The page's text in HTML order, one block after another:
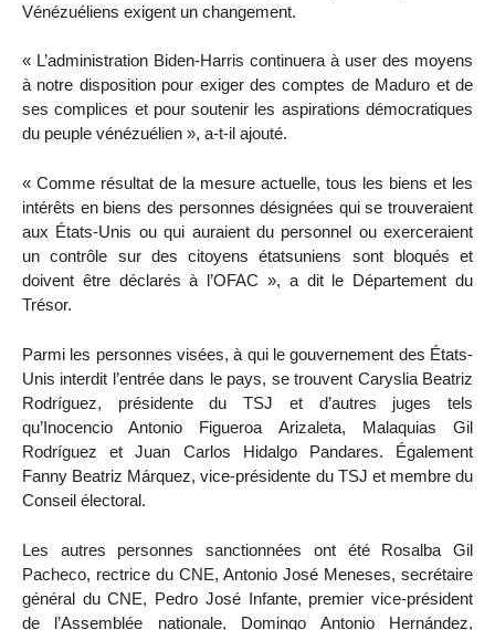
Vénézuéliens exigent un changement.
« L’administration Biden-Harris continuera à user des moyens
à notre disposition pour exiger des comptes de Maduro et de
ses complices et pour soutenir les aspirations démocratiques
du peuple vénézuélien », a-t-il ajouté.
« Comme résultat de la mesure actuelle, tous les biens et les
intérêts en biens des personnes désignées qui se trouveraient
aux États-Unis ou qui auraient du personnel ou exerceraient
un contrôle sur des citoyens étatsuniens sont bloqués et
doivent être déclarés à l’OFAC », a dit le Département du
Trésor.
Parmi les personnes visées, à qui le gouvernement des États-
Unis interdit l’entrée dans le pays, se trouvent Caryslia Beatriz
Rodríguez, présidente du TSJ et d’autres juges tels
qu’Inocencio Antonio Figueroa Arizaleta, Malaquias Gil
Rodríguez et Juan Carlos Hidalgo Pandares. Également
Fanny Beatriz Márquez, vice-présidente du TSJ et membre du
Conseil électoral.
Les autres personnes sanctionnées ont été Rosalba Gil
Pacheco, rectrice du CNE, Antonio José Meneses, secrétaire
général du CNE, Pedro José Infante, premier vice-président
de l’Assemblée nationale, Domingo Antonio Hernández,